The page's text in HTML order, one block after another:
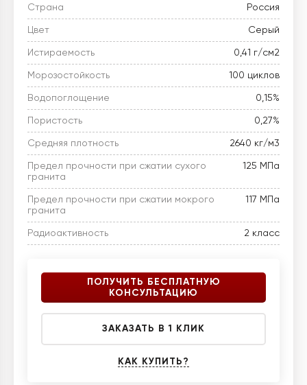
Страна Россия
Цвет Серый
Истираемость 0,41 г/см2
Морозостойкость 100 циклов
Водопоглощение 0,15%
Пористость 0,27%
Средняя плотность 2640 кг/м3
Предел прочности при сжатии сухого
гранита
125 МПа
Предел прочности при сжатии мокрого
гранита
117 МПа
Радиоактивность 2 класс
ПОЛУЧИТЬ БЕСПЛАТНУЮ
КОНСУЛЬТАЦИЮ
ЗАКАЗАТЬ В 1 КЛИК
КАК КУПИТЬ?